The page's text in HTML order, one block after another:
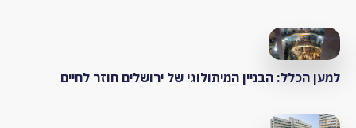
למען הכלל: הבניין המיתולוגי של ירושלים חוזר לחיים